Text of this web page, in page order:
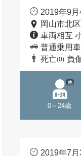
2019年9
岡山市北
車両相互
普通乗用車
死亡(0) 負
0～24歳
他
2019年7